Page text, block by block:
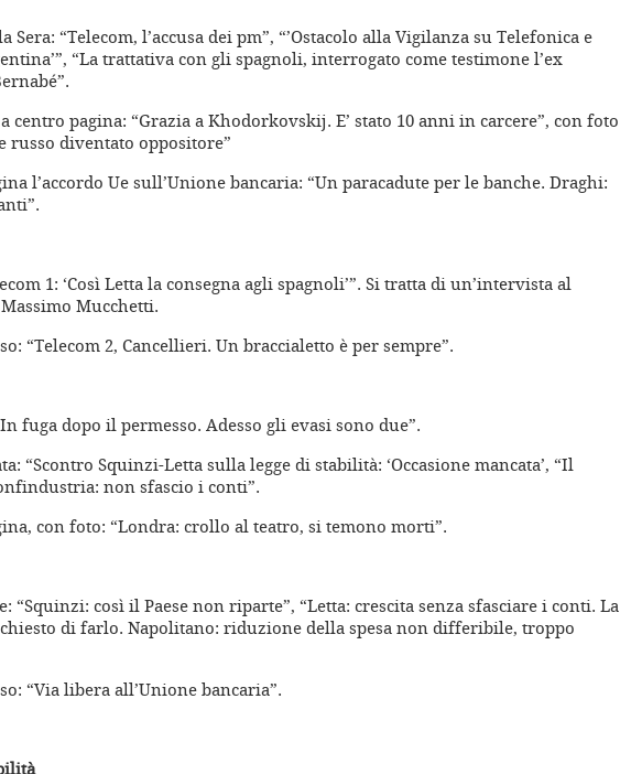
Sera: “Telecom, l’accusa dei pm”, “’Ostacolo alla Vigilanza su Telefonica e
“La trattativa con gli spagnoli, interrogato come testimone l’ex
centro pagina: “Grazia a Khodorkovskij. E’ stato 10 anni in carcere”, con foto
russo diventato oppositore”
l’accordo Ue sull’Unione bancaria: “Un paracadute per le banche. Draghi:
1: ‘Così Letta la consegna agli spagnoli’”. Si tratta di un’intervista al
Mucchetti.
“Telecom 2, Cancellieri. Un braccialetto è per sempre”.
fuga dopo il permesso. Adesso gli evasi sono due”.
“Scontro Squinzi-Letta sulla legge di stabilità: ‘Occasione mancata’, “Il
non sfascio i conti”.
con foto: “Londra: crollo al teatro, si temono morti”.
“Squinzi: così il Paese non riparte”, “Letta: crescita senza sfasciare i conti. La
di farlo. Napolitano: riduzione della spesa non differibile, troppo
“Via libera all’Unione bancaria”.